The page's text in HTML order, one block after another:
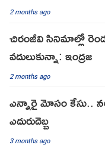
2 months ago
చిరంజీవి సినిమాల్లో
వదులుకున్నా: ఇంద్రజ
2 months ago
ఎన్నారై మోసం కేసు..
ఎదురుదెబ్బ
3 months ago